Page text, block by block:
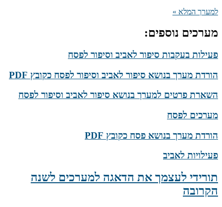
למערך המלא »
מערכים נוספים:
פעילות בעקבות סיפור לאביב וסיפור לפסח
הורדת מערך בנושא סיפור לאביב וסיפור לפסח כקובץ PDF
השארת פרטים למערך בנושא סיפור לאביב וסיפור לפסח
מערכים לפסח
הורדת מערך בנושא פסח כקובץ PDF
פעילויות לאביב
תורידי לעצמך את הדאגה למערכים לשנה
הקרובה